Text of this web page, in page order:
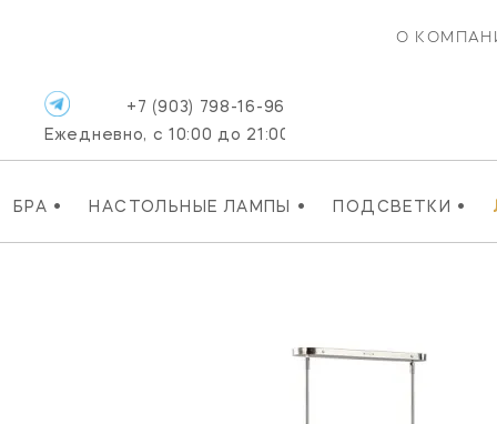
О
БРА • НАСТОЛЬНЫЕ ЛАМПЫ • ПОДСВЕТКИ •
+7 (903) 798-16-96
Ежедневно, с 10:00 до 21:00